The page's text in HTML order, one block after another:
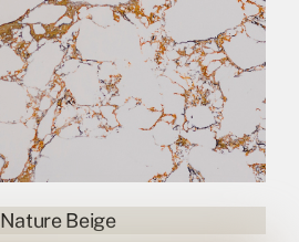
Nature Beige